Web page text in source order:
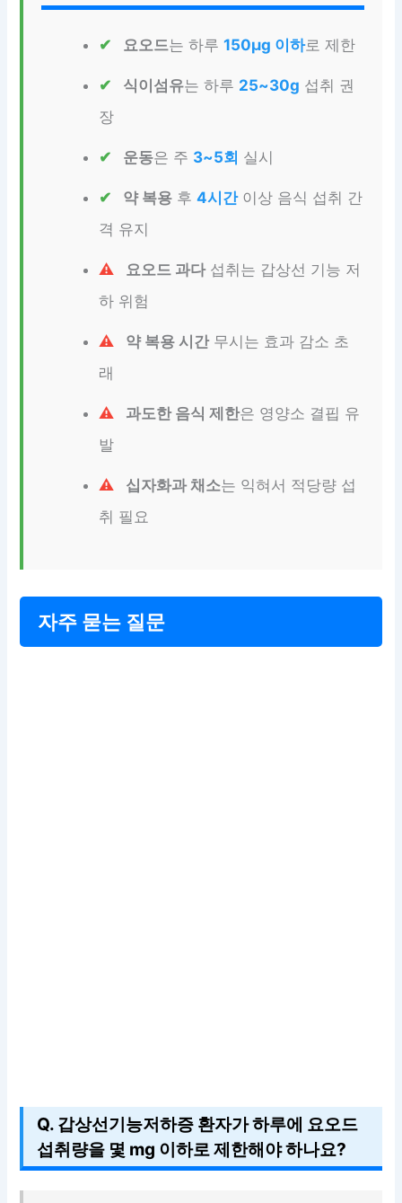
요오드는 하루150μg 이하로 제한
식이섬유는 하루 25~30g 섭취 권
장
운동은 주 3~5회 실시
약 복용 후4시간이상 음식 섭취 간
격 유지
요오드 과다섭취는 갑상선 기능 저
하 위험
약 복용 시간무시는 효과 감소 초
래
과도한 음식 제한은 영양소 결핍 유
발
십자화과 채소는 익혀서 적당량 섭
취 필요
자주 묻는 질문
Q. 갑상선기능저하증 환자가 하루에 요오드
섭취량을 몇 mg 이하로 제한해야 하나요?